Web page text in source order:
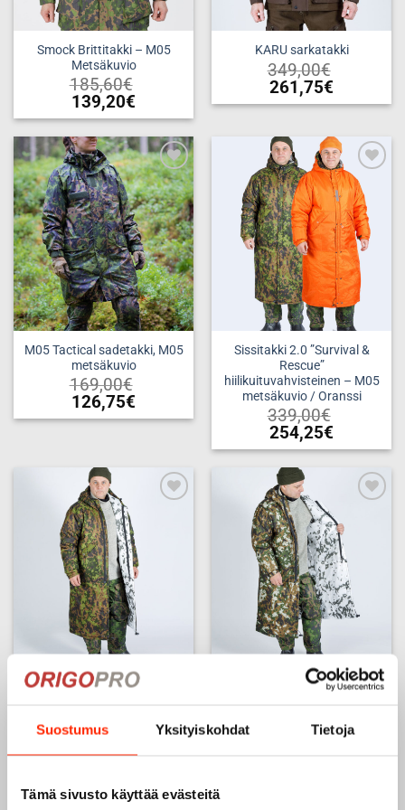
Suostumus Yksityiskohdat Tietoja
Tämä sivusto käyttää evästeitä
Smock Brittitakki – M05
Metsäkuvio
185,60€
139,20€
Tällä
tuotteella
on
useampi
muunnelma.
Voit
tehdä
valinnat
tuotteen
sivulla.
KARU sarkatakki
349,00€
261,75€
Tällä
useampi
muunnelma.
Voit
tehdä
valinnat
tuotteen
sivulla.
Add to
wishlist
M05 Tactical sadetakki, M05
metsäkuvio
169,00€
126,75€
Tällä
useampi
muunnelma.
Voit
tehdä
valinnat
tuotteen
sivulla.
Add to
wishlist
Sissitakki 2.0 ”Survival &
Rescue”
hiilikuituvahvisteinen – M05
metsäkuvio / Oranssi
339,00€
254,25€
Tällä
tuotteella
on
useampi
muunnelma.
Voit
tehdä
valinnat
tuotteen
sivulla.
Sissitakki 2.0 carbon – M05
339,00
on
Sissitakki 2.0 carbon – M05
pakkaskuvio / M05
hiilikuituvahvisteinen